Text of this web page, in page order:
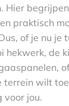
Hier
praktisch
of je nu
hekwerk, de
terrein wilt
voor jou.